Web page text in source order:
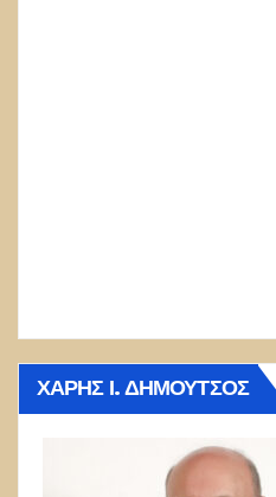
ΧΆΡΗΣ Ι. ΔΗΜΟΎΤΣΟΣ